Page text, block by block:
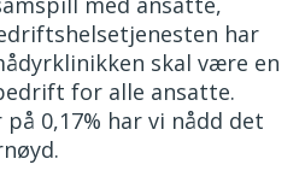
har
skal være en
for alle ansatte.
0,17% har vi nådd det